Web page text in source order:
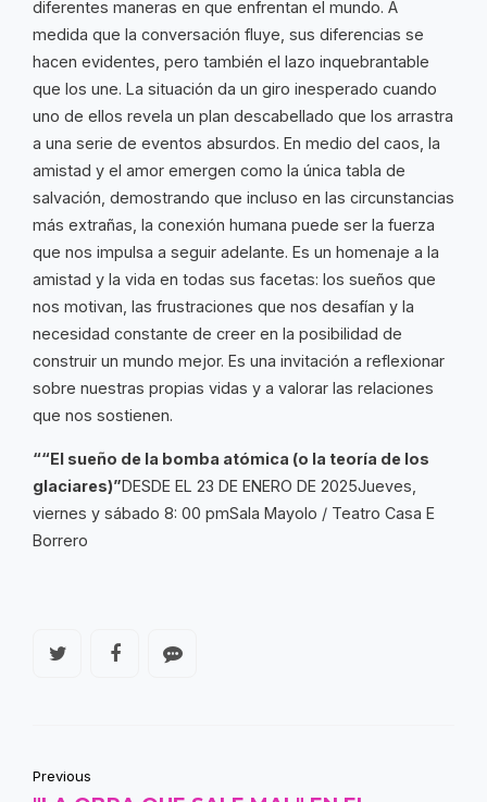
diferentes maneras en que enfrentan el mundo. A
medida que la conversación fluye, sus diferencias se
hacen evidentes, pero también el lazo inquebrantable
que los une. La situación da un giro inesperado cuando
uno de ellos revela un plan descabellado que los arrastra
a una serie de eventos absurdos. En medio del caos, la
amistad y el amor emergen como la única tabla de
salvación, demostrando que incluso en las circunstancias
más extrañas, la conexión humana puede ser la fuerza
que nos impulsa a seguir adelante. Es un homenaje a la
amistad y la vida en todas sus facetas: los sueños que
nos motivan, las frustraciones que nos desafían y la
necesidad constante de creer en la posibilidad de
construir un mundo mejor. Es una invitación a reflexionar
sobre nuestras propias vidas y a valorar las relaciones
que nos sostienen.
““El sueño de la bomba atómica (o la teoría de los
glaciares)”DESDE EL 23 DE ENERO DE 2025Jueves,
viernes y sábado 8: 00 pmSala Mayolo / Teatro Casa E
Borrero
Previous